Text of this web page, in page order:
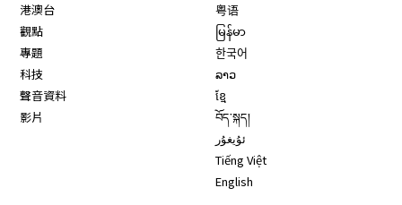
港澳台
觀點
專題
科技
聲音資料
影片
粤语
မြန်မာ
한국어
ລາວ
ខ្មែ
བོད་སྐད།
ئۇيغۇر
Tiếng Việt
English